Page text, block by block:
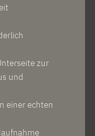
zur
und
einer echten